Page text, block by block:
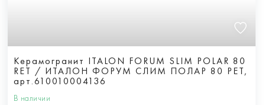
Керамогранит ITALON FORUM SLIM POLAR 80
RET / ИТАЛОН ФОРУМ СЛИМ ПОЛАР 80 РЕТ,
арт.610010004136
В наличии